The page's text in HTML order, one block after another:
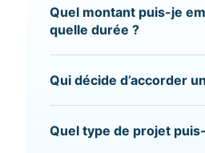
Quel montant puis-je
quelle durée ?
Qui décide d’accorder
Quel type de projet